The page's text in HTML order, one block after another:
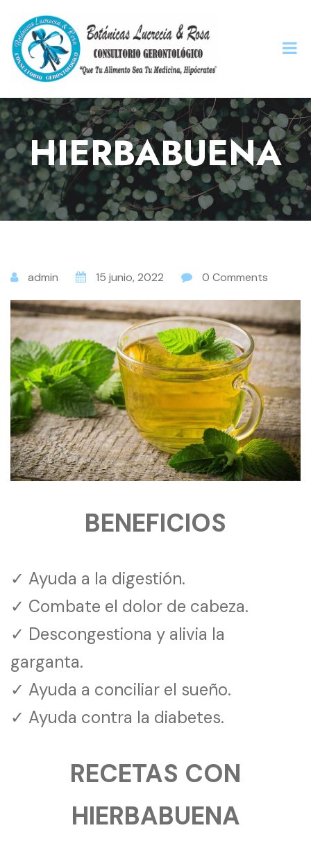
HIERBABUENA
admin 15 junio, 2022 0 Comments
BENEFICIOS
✓ Ayuda a la digestión.
✓ Combate el dolor de cabeza.
✓ Descongestiona y alivia la
garganta.
✓ Ayuda a conciliar el sueño.
✓ Ayuda contra la diabetes.
RECETAS CON
HIERBABUENA